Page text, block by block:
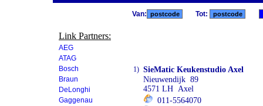
Link Partners:
AEG
ATAG
Bosch
Braun
DeLonghi
Gaggenau
Van: Tot:
1) SieMatic Keukenstudio Axel
Nieuwendijk 89
4571 LH Axel
011-5564070